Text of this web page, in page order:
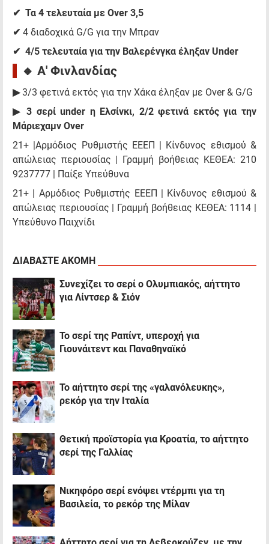
✔ Τα 4 τελευταία με Over 3,5
✔ 4 διαδοχικά G/G για την Μπραν
✔ 4/5 τελευταία για την Βαλερένγκα έληξαν Under
🔸 Α' Φινλανδίας
▶3/3 φετινά εκτός για την Χάκα έληξαν με Over & G/G
▶ 3 σερί under η Ελσίνκι, 2/2 φετινά εκτός για την
Μάριεχαμν Over
21+ |Αρμόδιος Ρυθμιστής ΕΕΕΠ | Κίνδυνος εθισμού &
απώλειας περιουσίας | Γραμμή βοήθειας ΚΕΘΕΑ: 210
9237777 | Παίξε Υπεύθυνα
21+ | Αρμόδιος Ρυθμιστής ΕΕΕΠ | Κίνδυνος εθισμού &
απώλειας περιουσίας | Γραμμή βοήθειας ΚΕΘΕΑ: 1114 |
Υπεύθυνο Παιχνίδι
ΔΙΑΒΑΣΤΕ ΑΚΟΜΗ
Συνεχίζει το σερί ο Ολυμπιακός, αήττητο
για Λίντσερ & Σιόν
Το σερί της Ραπίντ, υπεροχή για
Γιουνάιτεντ και Παναθηναϊκό
Το αήττητο σερί της «γαλανόλευκης»,
ρεκόρ για την Ιταλία
Θετική προϊστορία για Κροατία, το αήττητο
σερί της Γαλλίας
Νικηφόρο σερί ενόψει ντέρμπι για τη
Βασιλεία, το ρεκόρ της Μίλαν